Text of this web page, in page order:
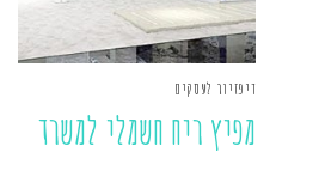
דיפזיור לעסקים
מפיץ ריח חשמלי למשרד